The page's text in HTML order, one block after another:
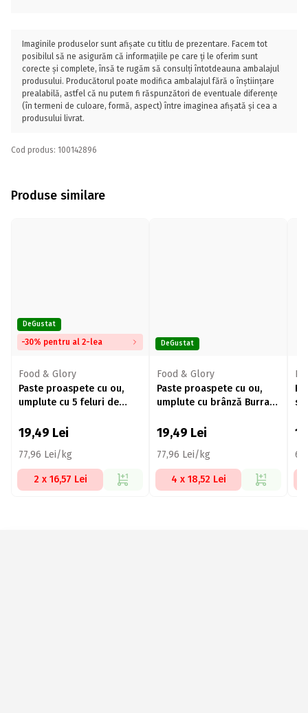
Imaginile produselor sunt afișate cu titlu de prezentare. Facem tot
posibilul să ne asigurăm că informațiile pe care ți le oferim sunt
corecte și complete, însă te rugăm să consulți întotdeauna ambalajul
produsului. Producătorul poate modifica ambalajul fără o înștiințare
prealabilă, astfel că nu putem fi răspunzători de eventuale diferențe
(în termeni de culoare, formă, aspect) între imaginea afișată și cea a
produsului livrat.
Cod produs: 100142896
Produse similare
DeGustat
-30% pentru al 2-lea
Food & Glory
Paste proaspete cu ou,
umplute cu 5 feluri de
19,49 Lei
77,96 Lei/kg
2 x 16,57 Lei
DeGustat
Food & Glory
Paste proaspete cu ou,
umplute cu brânză Burrata
250g
19,49 Lei
77,96 Lei/kg
4 x 18,52 Lei